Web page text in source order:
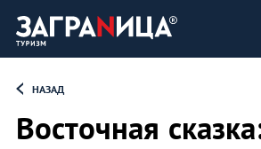
НАЗАД
Восточная